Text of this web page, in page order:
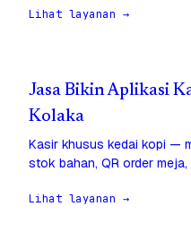
Lihat layanan →
Jasa Bikin Aplikasi
Kolaka
Kasir khusus kedai kopi —
stok bahan, QR order
Lihat layanan →